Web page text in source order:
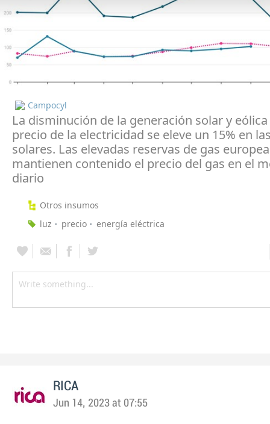
Campocyl
La disminución de la generación solar y
precio de la electricidad se eleve un 15% en
solares. Las elevadas reservas de gas
mantienen contenido el precio del gas en el
diario
Otros insumos
luz
precio energía eléctrica
RICA
Jun 14, 2023 at 07:55